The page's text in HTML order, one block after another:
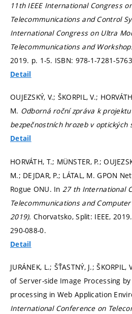
11th IEEE International Congress
Telecommunications and Control
International Congress on Ultra
Telecommunications and
2019. p. 1-5. ISBN: 978-1-7281-
Detail
OUJEZSKÝ, V.; ŠKORPIL, V.;
M. Odborná roční zpráva k projektu
bezpečnostních hrozeb v optických
Detail
HORVÁTH, T.; MÜNSTER, P.;
M.; DEJDAR, P.; LÁTAL, M. GPON
Rogue ONU. In 27 th International
Telecommunications and
2019). Chorvatsko, Split: IEEE, 2019.
290-088-0.
Detail
JURÁNEK, L.; ŠŤASTNÝ, J.;
of Server-side Image Processing
processing in Web Application
International Conference on